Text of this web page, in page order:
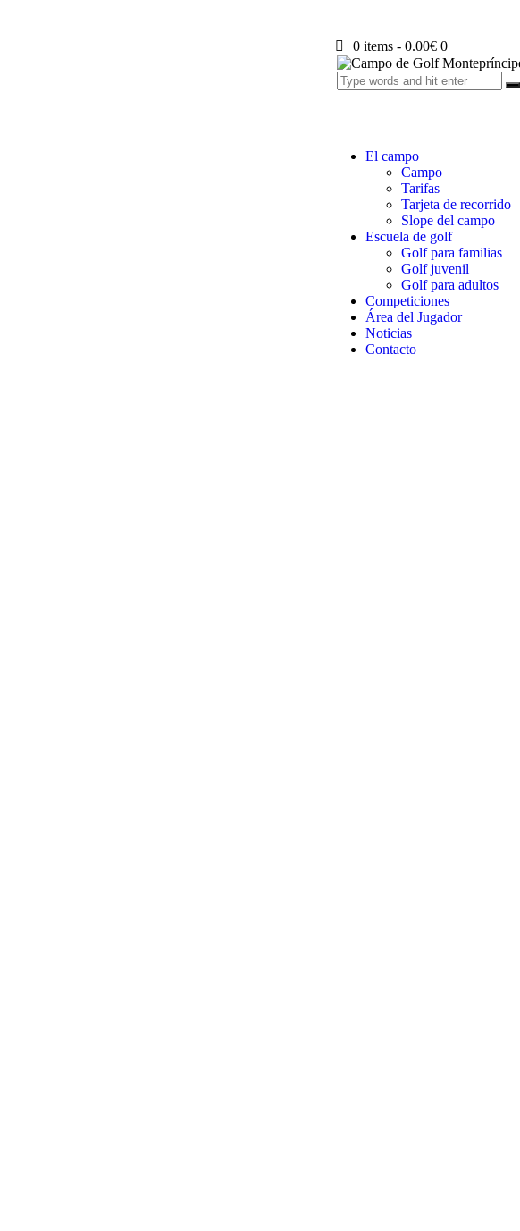
0 items- 0.00€ 0
El campo
Campo
Tarifas
Tarjeta de recorrido
Slope del campo
Escuela de golf
Golf para familias
Golf juvenil
Golf para adultos
Competiciones
Área del Jugador
Noticias
Contacto